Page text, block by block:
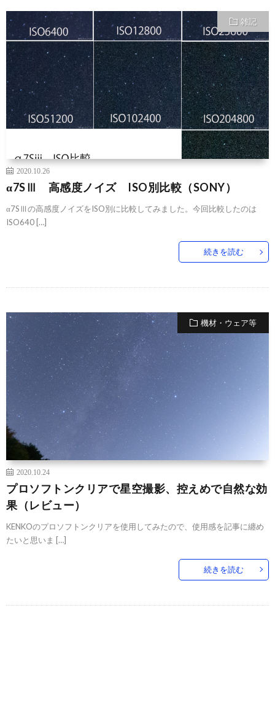
雑記
2020.10.26
α7SⅢ 高感度ノイズ ISO別比較（SONY）
α7SⅢの高感度ノイズをISO別に比較してみました。今回比較したのは
ISO640 […]
続きを読む
機材・ウェア等
2020.10.24
プロソフトンクリアで星空撮影、控えめで自然な効
果（レビュー）
KENKOのプロソフトンクリアを使用してみたので、使用感を記事に纏め
たいと思いま […]
続きを読む